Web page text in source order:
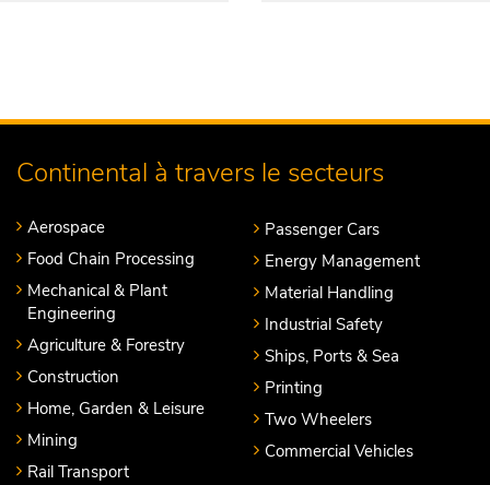
Continental à travers le secteurs
Aerospace
Food Chain Processing
Mechanical & Plant
Engineering
Agriculture & Forestry
Construction
Home, Garden & Leisure
Mining
Rail Transport
Passenger Cars
Energy Management
Material Handling
Industrial Safety
Ships, Ports & Sea
Printing
Two Wheelers
Commercial Vehicles